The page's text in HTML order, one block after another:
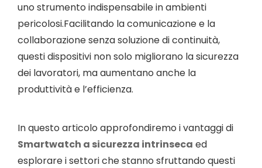
uno strumento indispensabile in ambienti
pericolosi.Facilitando la comunicazione e la
collaborazione senza soluzione di continuità,
questi dispositivi non solo migliorano la sicurezza
dei lavoratori, ma aumentano anche la
produttività e l’efficienza.
In questo articolo approfondiremo i vantaggi di
Smartwatch a sicurezza intrinseca ed
esplorare i settori che stanno sfruttando questi